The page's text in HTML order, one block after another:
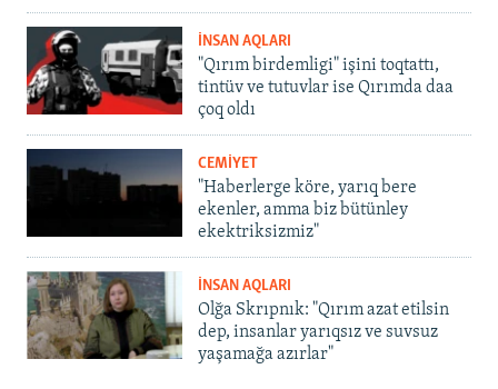
İNSAN AQLARI
"Qırım birdemligi" işini toqtattı,
tintüv ve tutuvlar ise Qırımda daa
çoq oldı
CEMİYET
"Haberlerge köre, yarıq bere
ekenler, amma biz bütünley
ekektriksizmiz"
İNSAN AQLARI
Olğa Skrıpnık: "Qırım azat etilsin
dep, insanlar yarıqsız ve suvsuz
yaşamağa azırlar"